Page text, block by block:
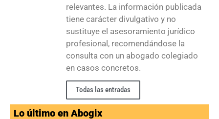
relevantes. La información publicada
tiene carácter divulgativo y no
sustituye el asesoramiento jurídico
profesional, recomendándose la
consulta con un abogado colegiado
en casos concretos.
Todas las entradas
Lo último en Abogix